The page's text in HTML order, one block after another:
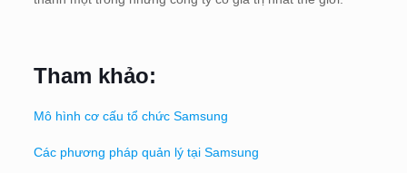
Tham khảo:
Mô hình cơ cấu tổ chức Samsung
Các phương pháp quản lý tại Samsung